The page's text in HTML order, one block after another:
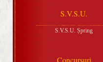
S.V.S.U.
S.V.S.U. Șpring
Concursuri